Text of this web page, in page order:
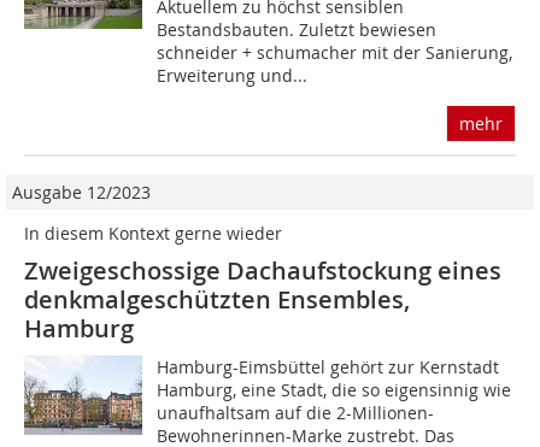
Aktuellem zu höchst sensiblen
Bestandsbauten. Zuletzt bewiesen
schneider + schumacher mit der Sanierung,
Erweiterung und...
mehr
Ausgabe 12/2023
In diesem Kontext gerne wieder
Zweigeschossige Dachaufstockung eines
denkmalgeschützten Ensembles,
Hamburg
Hamburg-Eimsbüttel gehört zur Kernstadt
Hamburg, eine Stadt, die so eigensinnig wie
unaufhaltsam auf die 2-Millionen-
Bewohnerinnen-Marke zustrebt. Das